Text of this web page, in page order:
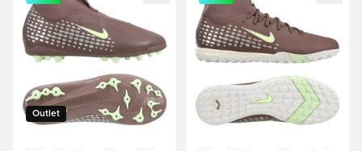
Outlet